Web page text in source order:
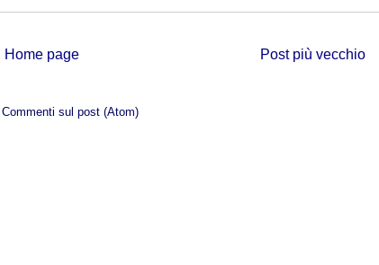
Post più vecchio
Home page
Commenti sul post (Atom)